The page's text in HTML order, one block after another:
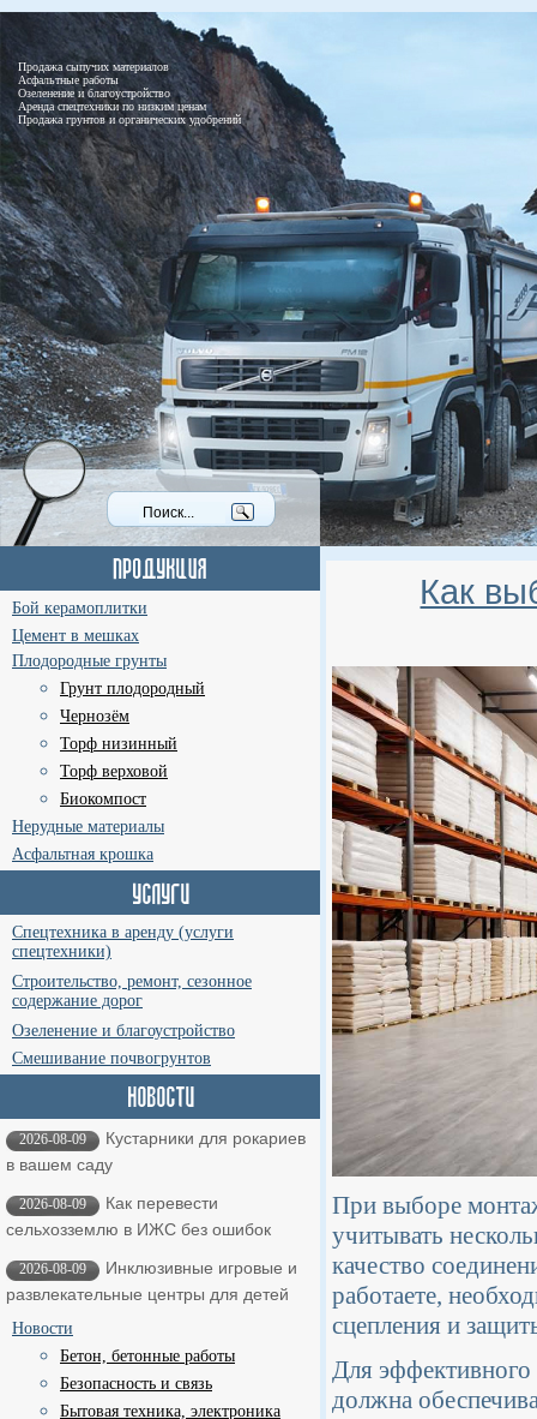
Продажа сыпучих материалов
Асфальтные работы
Озеленение и благоустройство
Аренда спецтехники по низким ценам
Продажа грунтов и органических удобрений
Бой керамоплитки
Цемент в мешках
Плодородные грунты
Грунт плодородный
Чернозём
Торф низинный
Торф верховой
Биокомпост
Нерудные материалы
Асфальтная крошка
Спецтехника в аренду (услуги
спецтехники)
Строительство, ремонт, сезонное
содержание дорог
Озеленение и благоустройство
Смешивание почвогрунтов
2026-08-09
Кустарники для рокариев
в вашем саду
2026-08-09
Как перевести
сельхозземлю в ИЖС без ошибок
2026-08-09
Инклюзивные игровые и
развлекательные центры для детей
Новости
Бетон, бетонные работы
Безопасность и связь
Бытовая техника, электроника
Как
При выборе
учитывать
качество
работаете,
сцепления и
Для эффективного
должна